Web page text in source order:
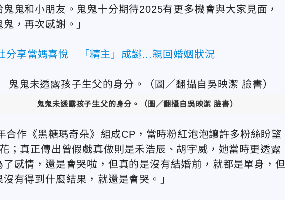
鬼和小朋友。鬼鬼十分期待2025有更多機會與大家見面，
，再次感謝。」
分享當媽喜悅 「精主」成謎...親回婚姻狀況
鬼鬼未透露孩子生父的身分。（圖／翻攝自吳映潔 臉書）
合作《黑糖瑪奇朵》組成CP，當時粉紅泡泡讓許多粉絲盼望
；真正傳出曾假戲真做則是禾浩辰、胡宇威，她當時更透露
了感情，還是會哭啦，但真的是沒有結婚前，就都是單身，但
有得到什麼結果，就還是會哭。」